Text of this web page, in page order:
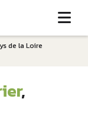
de la Loire
,